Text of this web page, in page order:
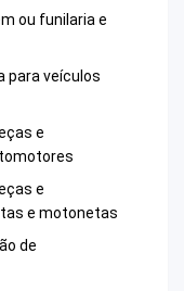
ou funilaria e
para veículos
e
e
e motonetas
de